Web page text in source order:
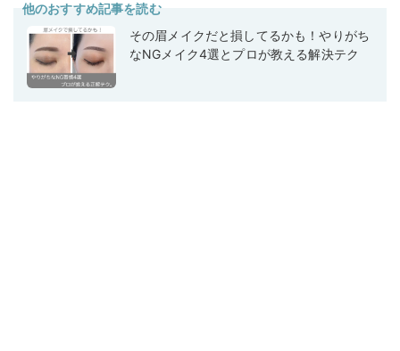
他のおすすめ記事を読む
その眉メイクだと損してるかも！やりがち
なNGメイク4選とプロが教える解決テク